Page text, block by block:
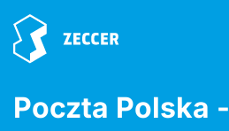
Poczta Polska -